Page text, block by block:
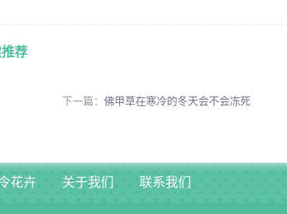
荐
下一篇： 佛甲草在寒冷的冬天会不会冻死
花卉 关于我们 联系我们